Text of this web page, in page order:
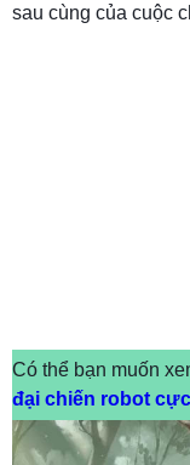
sau cùng của cuộc
Có thể bạn muốn
đại chiến robot